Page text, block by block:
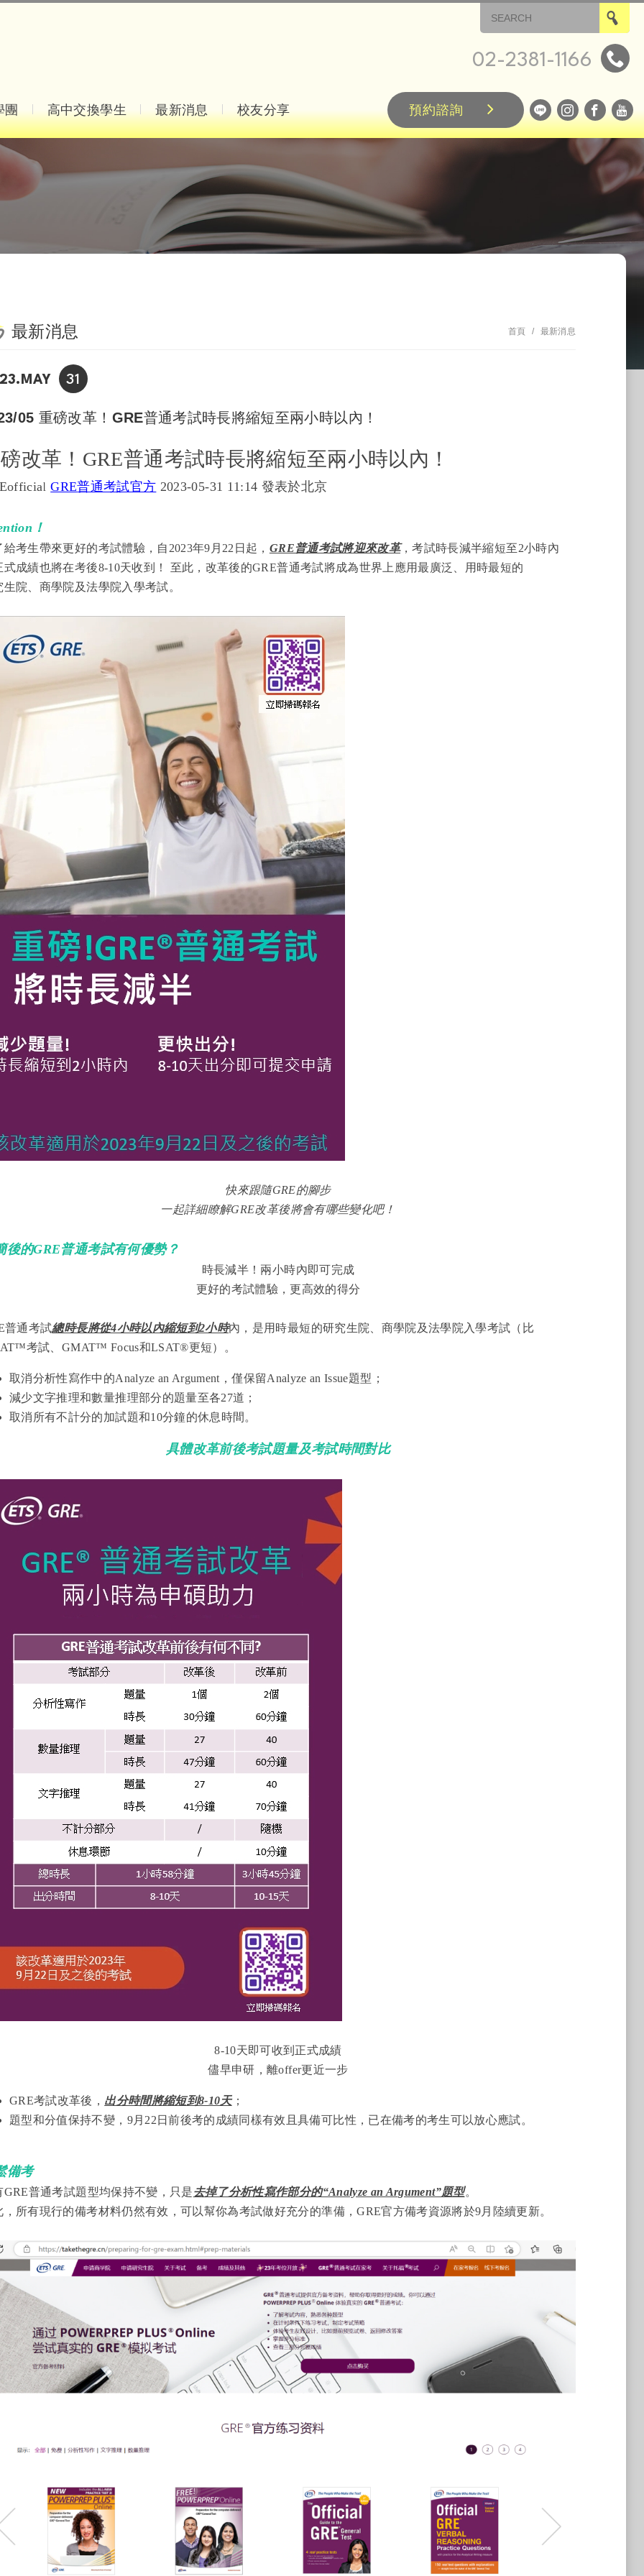
02-2381-1166
團 高中交換學生 最新消息 校友分享 預約諮詢
首頁 最新消息
最新消息
31
05 重磅改革！GRE普通考試時長將縮短至兩小時以內！
改革！GRE普通考試時長將縮短至兩小時以內！
GRE普通考試官方 2023-05-31 11:14 發表於北京
！
給考生帶來更好的考試體驗，自2023年9月22日起， GRE普通考試將迎來改革，考試時長減半縮短至2小時內
式成績也將在考後8-10天收到！ 至此，改革後的GRE普通考試將成為世界上應用最廣泛、用時最短的
生院、商學院及法學院入學考試。
快來跟隨GRE的腳步
一起詳細瞭解GRE改革後將會有哪些變化吧！
後的GRE普通考試有何優勢？
時長減半！兩小時內即可完成
更好的考試體驗，更高效的得分
普通考試總時長將從4小時以內縮短到2小時內，是用時最短的研究生院、商學院及法學院入學考試（比
考試、GMAT™ Focus和LSAT®更短）。
取消分析性寫作中的Analyze an Argument，僅保留Analyze an Issue題型；
減少文字推理和數量推理部分的題量至各27道；
取消所有不計分的加試題和10分鐘的休息時間。
具體改革前後考試題量及考試時間對比
8-10天即可收到正式成績
儘早申研，離offer更近一步
GRE考試改革後， 出分時間將縮短到8-10天；
題型和分值保持不變，9月22日前後考的成績同樣有效且具備可比性，已在備考的考生可以放心應試。
備考
GRE普通考試題型均保持不變，只是去掉了分析性寫作部分的“Analyze an Argument”題型。
，所有現行的備考材料仍然有效，可以幫你為考試做好充分的準備，GRE官方備考資源將於9月陸續更新。